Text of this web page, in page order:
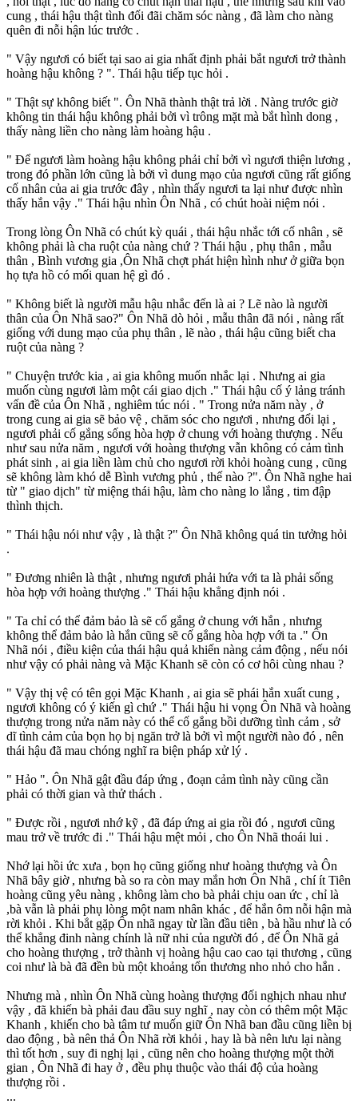
cung , thái hậu thật tình đối đãi chăm sóc nàng , đã làm cho nàng
quên đi nỗi hận lúc trước .
" Vậy ngươi có biết tại sao ai gia nhất định phải bắt ngươi trở thành
hoàng hậu không ? ". Thái hậu tiếp tục hỏi .
" Thật sự không biết ". Ôn Nhã thành thật trả lời . Nàng trước giờ
không tin thái hậu không phải bởi vì trông mặt mà bắt hình dong ,
thấy nàng liền cho nàng làm hoàng hậu .
" Để ngươi làm hoàng hậu không phải chỉ bởi vì ngươi thiện lương ,
trong đó phần lớn cũng là bởi vì dung mạo của ngươi cũng rất giống
cố nhân của ai gia trước đây , nhìn thấy ngươi ta lại như được nhìn
thấy hắn vậy ." Thái hậu nhìn Ôn Nhã , có chút hoài niệm nói .
Trong lòng Ôn Nhã có chút kỳ quái , thái hậu nhắc tới cố nhân , sẽ
không phải là cha ruột của nàng chứ ? Thái hậu , phụ thân , mẫu
thân , Bình vương gia ,Ôn Nhã chợt phát hiện hình như ở giữa bọn
họ tựa hồ có mối quan hệ gì đó .
" Không biết là người mẫu hậu nhắc đến là ai ? Lẽ nào là người
thân của Ôn Nhã sao?" Ôn Nhã dò hỏi , mẫu thân đã nói , nàng rất
giống với dung mạo của phụ thân , lẽ nào , thái hậu cũng biết cha
ruột của nàng ?
" Chuyện trước kia , ai gia không muốn nhắc lại . Nhưng ai gia
muốn cùng ngươi làm một cái giao dịch ." Thái hậu cố ý lảng tránh
vấn đề của Ôn Nhã , nghiêm túc nói . " Trong nửa năm này , ở
trong cung ai gia sẽ bảo vệ , chăm sóc cho ngươi , nhưng đổi lại ,
ngươi phải cố gắng sống hòa hợp ở chung với hoàng thượng . Nếu
như sau nửa năm , ngươi với hoàng thượng vẫn không có cảm tình
phát sinh , ai gia liền làm chủ cho ngươi rời khỏi hoàng cung , cũng
sẽ không làm khó dễ Bình vương phủ , thế nào ?". Ôn Nhã nghe hai
từ " giao dịch" từ miệng thái hậu, làm cho nàng lo lắng , tim đập
thình thịch.
" Thái hậu nói như vậy , là thật ?" Ôn Nhã không quá tin tưởng hỏi
.
" Đương nhiên là thật , nhưng ngươi phải hứa với ta là phải sống
hòa hợp với hoàng thượng ." Thái hậu khẳng định nói .
" Ta chỉ có thể đảm bảo là sẽ cố gắng ở chung với hắn , nhưng
không thể đảm bảo là hắn cũng sẽ cố gắng hòa hợp với ta ." Ôn
Nhã nói , điều kiện của thái hậu quả khiến nàng cảm động , nếu nói
như vậy có phải nàng và Mặc Khanh sẽ còn có cơ hôi cùng nhau ?
" Vậy thị vệ có tên gọi Mặc Khanh , ai gia sẽ phái hắn xuất cung ,
ngươi không có ý kiến gì chứ ." Thái hậu hi vọng Ôn Nhã và hoàng
thượng trong nửa năm này có thể cố gắng bồi dưỡng tình cảm , sở
dĩ tình cảm của bọn họ bị ngăn trở là bởi vì một người nào đó , nên
thái hậu đã mau chóng nghĩ ra biện pháp xử lý .
" Hảo ". Ôn Nhã gật đầu đáp ứng , đoạn cảm tình này cũng cần
phải có thời gian và thử thách .
" Được rồi , ngươi nhớ kỹ , đã đáp ứng ai gia rồi đó , ngươi cũng
mau trở về trước đi ." Thái hậu mệt mỏi , cho Ôn Nhã thoái lui .
Nhớ lại hồi ức xưa , bọn họ cũng giống như hoàng thượng và Ôn
Nhã bây giờ , nhưng bà so ra còn may mắn hơn Ôn Nhã , chí ít Tiên
hoàng cũng yêu nàng , không làm cho bà phải chịu oan ức , chỉ là
,bà vẫn là phải phụ lòng một nam nhân khác , để hắn ôm nỗi hận mà
rời khỏi . Khi bắt gặp Ôn nhã ngay từ lần đầu tiên , bà hầu như là có
thể khẳng đinh nàng chính là nữ nhi của người đó , để Ôn Nhã gả
cho hoàng thượng , trở thành vị hoàng hậu cao cao tại thương , cũng
coi như là bà đã đền bù một khoảng tổn thương nho nhỏ cho hắn .
Nhưng mà , nhìn Ôn Nhã cùng hoàng thượng đối nghịch nhau như
vậy , đã khiến bà phải đau đầu suy nghĩ , nay còn có thêm một Mặc
Khanh , khiến cho bà tâm tư muốn giữ Ôn Nhã ban đầu cũng liền bị
dao động , bà nên thả Ôn Nhã rời khỏi , hay là bà nên lưu lại nàng
thì tốt hơn , suy đi nghị lại , cũng nên cho hoàng thượng một thời
gian , Ôn Nhã đi hay ở , đều phụ thuộc vào thái độ của hoàng
thượng rồi .
...